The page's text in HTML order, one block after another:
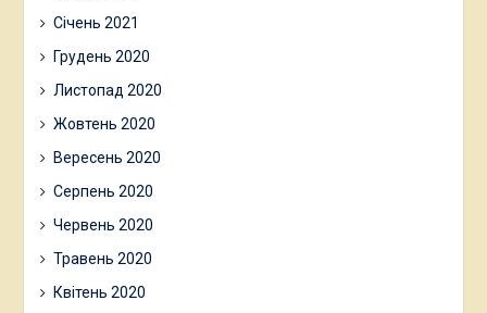
Січень 2021
Грудень 2020
Листопад 2020
Жовтень 2020
Вересень 2020
Серпень 2020
Червень 2020
Травень 2020
Квітень 2020